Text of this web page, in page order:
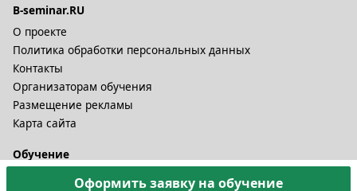
Оформить заявку на обучение
B-seminar.RU
О проекте
Политика обработки персональных данных
Контакты
Организаторам обучения
Размещение рекламы
Карта сайта
Обучение
Онлайн курсы